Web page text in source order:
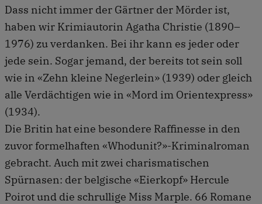
Dass nicht immer der Gärtner der Mörder ist,
haben wir Krimiautorin Agatha Christie (1890–
1976) zu verdanken. Bei ihr kann es jeder oder
jede sein. Sogar jemand, der bereits tot sein soll
wie in «Zehn kleine Negerlein» (1939) oder gleich
alle Verdächtigen wie in «Mord im Orientexpress»
(1934).
Die Britin hat eine besondere Raffinesse in den
zuvor formelhaften «Whodunit?»-Kriminalroman
gebracht. Auch mit zwei charismatischen
Spürnasen: der belgische «Eierkopf» Hercule
Poirot und die schrullige Miss Marple. 66 Romane